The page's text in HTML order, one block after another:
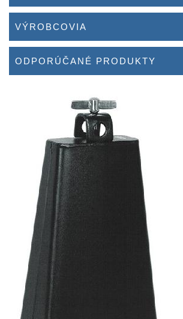
VÝROBCOVIA
ODPORÚČANÉ PRODUKTY